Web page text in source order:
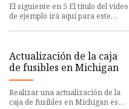
El siguiente en 5 El título del video
de ejemplo irá aquí para este
Actualización de la caja
de fusibles en Michigan
Realizar una actualización de la
caja de fusibles en Michigan es